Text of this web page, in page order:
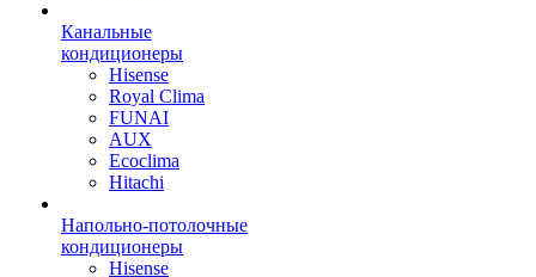
Канальные
кондиционеры
Hisense
Royal Clima
FUNAI
AUX
Ecoclima
Hitachi
Напольно-потолочные
кондиционеры
Hisense